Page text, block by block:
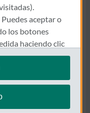
aceptar o
los botones
haciendo clic
tus ajustes de
sección